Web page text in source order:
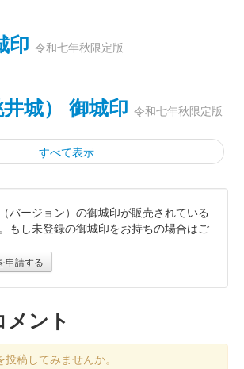
印 令和七年秋限定版
城） 御城印 令和七年秋限定版
すべて表示
印 令和七年夏限定版
城） 御城印 令和七年夏限定版
城） 御城印
バージョン）の御城印が販売されている
もし未登録の御城印をお持ちの場合はご
申請する
ント
稿してみませんか。